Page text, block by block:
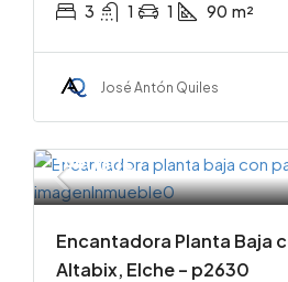
3 1 1 90 m²
José Antón Quiles
199000€
Encantadora Planta Baja
Altabix, Elche – p2630